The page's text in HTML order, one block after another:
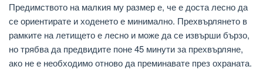
Предимството на малкия му размер е, че е доста лесно да
се ориентирате и ходенето е минимално. Прехвърлянето в
рамките на летището е лесно и може да се извърши бързо,
но трябва да предвидите поне 45 минути за прехвърляне,
ако не е необходимо отново да преминавате през охраната.